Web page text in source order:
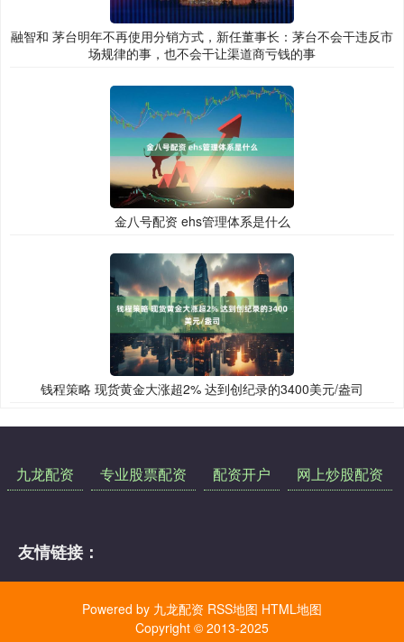
融智和 茅台明年不再使用分销方式，新任董事长：茅台不会干违反市
场规律的事，也不会干让渠道商亏钱的事
金八号配资 ehs管理体系是什么
钱程策略 现货黄金大涨超2% 达到创纪录的3400美元/盎司
九龙配资 专业股票配资 配资开户 网上炒股配资
友情链接：
Powered by 九龙配资 RSS地图 HTML地图
Copyright © 2013-2025